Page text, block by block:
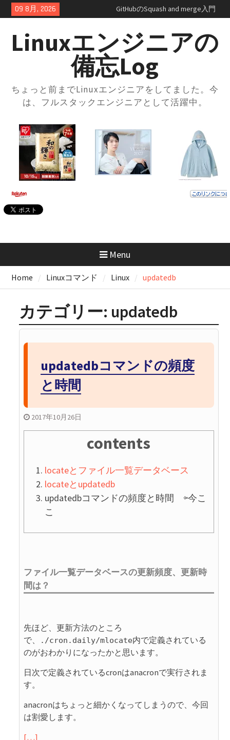
Skip
to
09 8月, 2026
GitHubプルリクエスト実践ガイ
ド｜レビューの進め方とマージ
方法・トラブル対応まで解説
GitHubの開発フローを学ぼう！
ブランチ運用とプルリクの使い
方入門
GitHubとは？登録方法からリポ
ジトリ・ブランチの使い方まで
徹底解説
docker-compose × .envファイル
方と注意点
docker-composeの.envファイル
とは？知らないと損する便利な
設定術
docker-compose.ymlの書き方｜
基本構成からサービス連携まで
Chromeで“アプリ化”して快適に
使う方法
GitHubの開発フローを学ぼ
う！：コンフリクトが起きたと
きの解消手順と考え方
う！：コンフリクトの正体を知
っておこう
Linuxエンジニアの
備忘Log
ちょっと前までLinuxエンジニアをしてました。今
は、フルスタックエンジニアとして活躍中。
Menu
Home Linuxコマンド Linux updatedb
カテゴリー: updatedb
updatedbコマンドの頻度
と時間
2017年10月26日
contents
locateとファイル一覧データベース
locateとupdatedb
updatedbコマンドの頻度と時間 ⇦今こ
こ
ファイル一覧データベースの更新頻度、更新時
間は？
先ほど、更新方法のところ
で、
./cron.daily/mlocate内で定義されている
のがおわかりになったかと思います。
日次で定義されているcronはanacronで実行されま
す。
anacronはちょっと細かくなってしまうので、今回
は割愛します。
[…]